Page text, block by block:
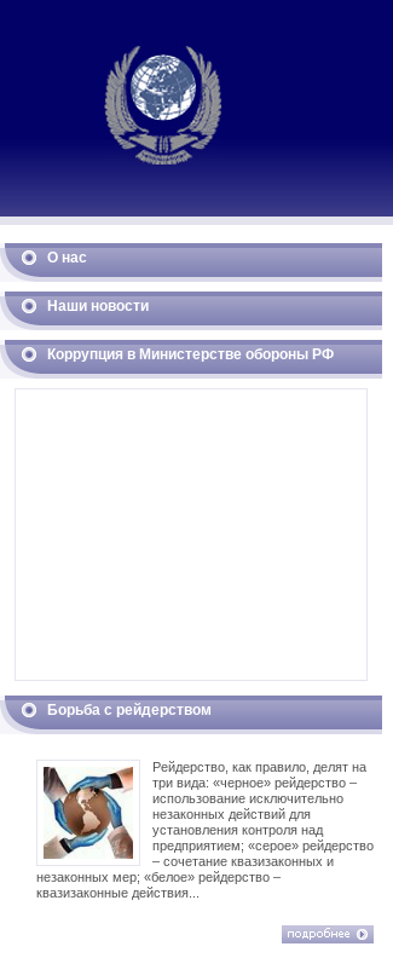
О нас
Наши новости
Коррупция в Министерстве обороны РФ
Борьба с рейдерством
Рейдерство, как правило, делят на
три вида: «черное» рейдерство –
использование исключительно
незаконных действий для
установления контроля над
предприятием; «серое» рейдерство
– сочетание квазизаконных и
незаконных мер; «белое» рейдерство –
квазизаконные действия...